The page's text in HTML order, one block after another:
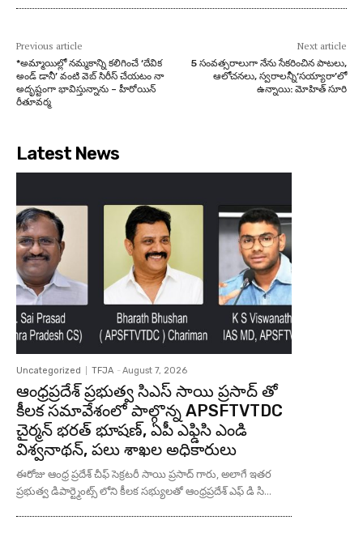
Previous article
*అమ్మాయిల్లో న‌మ్మ‌కాన్ని క‌లిగించే ‘దేవిక
అండ్ డానీ’ వంటి వెబ్ సిరీస్ చేయ‌టం నా
అదృష్టంగా భావిస్తున్నాను – హీరోయిన్
రీతూవ‌ర్మ‌
Next article
5 సంవ‌త్స‌రాలుగా నేను సేక‌రించిన పాటలు,
ఆలోచ‌న‌లు, స్వరాలన్నీ‘స‌య్యారా’లో
ఉన్నాయి: మోహిత్ సూరి
Latest News
Uncategorized TFJA - August 7, 2026
ఆంధ్రప్రదేశ్ ప్రభుత్వ సిఎస్ సాయి ప్రసాద్ తో
కీలక సమావేశంలో పాల్గొన్న APSFTVTDC
చైర్మన్ భరత్ భూషణ్, ఏపీ ఎఫ్డిసి ఎండి
విశ్వనాథన్, పలు శాఖల అధికారులు
ఈరోజు ఆంధ్ర ప్రదేశ్ చీఫ్ సెక్రటరీ సాయి ప్రసాద్ గారు, అలాగే ఇతర
ప్రభుత్వ డిపార్ట్మెంట్స్ లోని కీలక సభ్యులతో ఆంధ్రప్రదేశ్ ఎఫ్ డి సి...